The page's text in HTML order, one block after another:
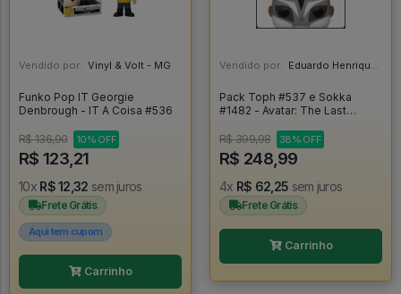
Vendido por: Vinyl & Volt - MG
Funko Pop IT Georgie
Denbrough - IT A Coisa #536
R$ 136,90 10% OFF
R$ 123,21
10x R$ 12,32 sem juros
Frete Grátis
Aqui tem cupom
Carrinho
Vendido por: Eduardo Henrique - SP
Pack Toph #537 e Sokka
#1482 - Avatar: The Last
R$ 399,98
38% OFF
R$ 248,99
4x R$ 62,25 sem juros
Frete Grátis
Carrinho